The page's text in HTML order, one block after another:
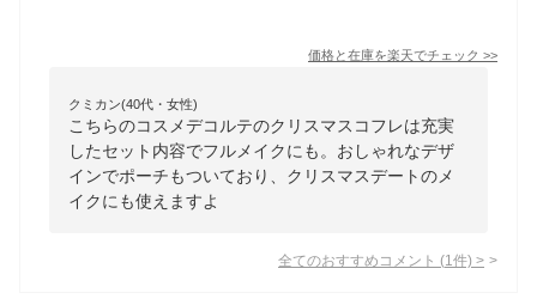
価格と在庫を楽天でチェック >>
クミカン(40代・女性)
こちらのコスメデコルテのクリスマスコフレは充実
したセット内容でフルメイクにも。おしゃれなデザ
インでポーチもついており、クリスマスデートのメ
イクにも使えますよ
全てのおすすめコメント (1 件) >